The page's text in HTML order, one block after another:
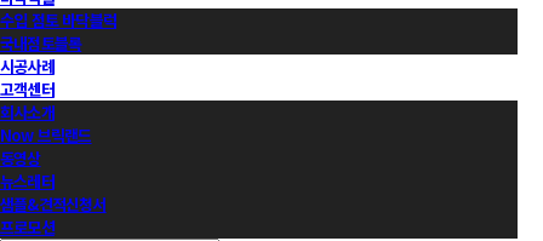
수입 점토 바닥블럭
국내점토블록
시공사례
고객센터
회사소개
Now 브릭랜드
동영상
뉴스레터
샘플&견적신청서
프로모션